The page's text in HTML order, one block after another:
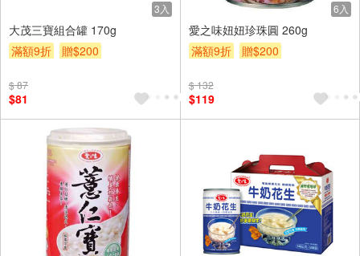
3入
大茂三寶組合罐 170g
滿額9折
贈$200
$ 87
$81
6入
愛之味妞妞珍珠圓 260g
滿額9折
贈$200
$ 132
$119